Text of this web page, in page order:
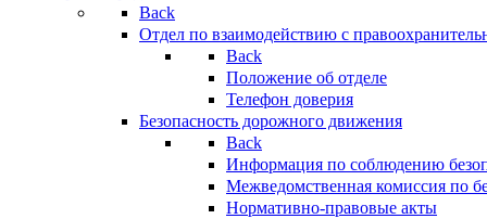
Back
Отдел по взаимодействию с
Back
Положение об отделе
Телефон доверия
Безопасность дорожного движения
Back
Информация по соблюдению
Межведомственная комиссия по
Нормативно-правовые акты